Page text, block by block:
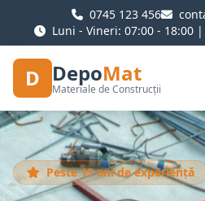
0745 123 456
Luni - Vineri: 07:00 - 18:00
D DepoMat
Materiale de Construcții
Peste 15 ani de experiență